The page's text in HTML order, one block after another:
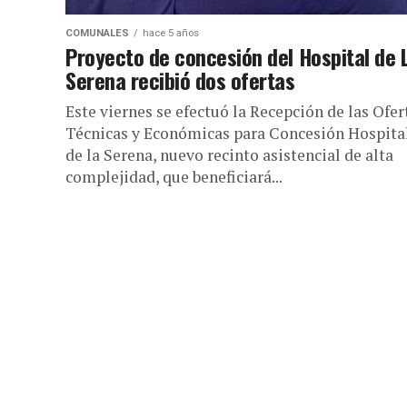
COMUNALES hace 5 años
Proyecto de concesión del Hospital de
Serena recibió dos ofertas
Este viernes se efectuó la Recepción de las
Técnicas y Económicas para Concesión
de la Serena, nuevo recinto asistencial de alta
complejidad, que beneficiará...